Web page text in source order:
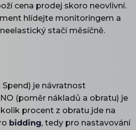
cena prodej skoro neovlivní.
hlídejte monitoringem a
stačí měsíčně.
Spend) je návratnost
(poměr nákladů a obratu) je
procent z obratu jde na
bidding, tedy pro nastavování